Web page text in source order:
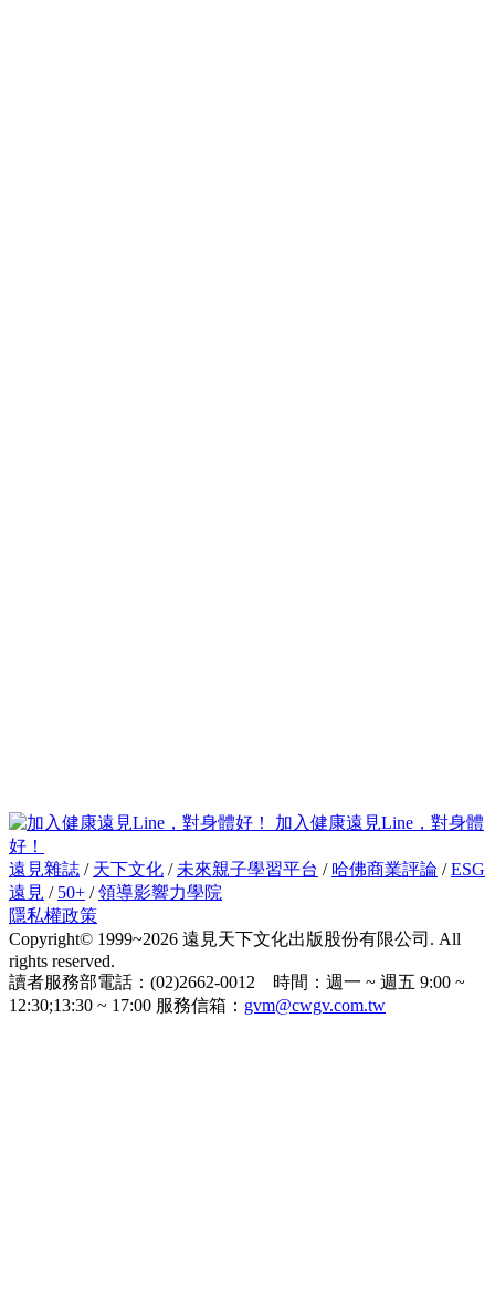
加入健康遠見Line，對身體
好！
遠見雜誌 / 天下文化 / 未來親子學習平台 / 哈佛商業評論 /ESG
遠見 / 50+ /領導影響力學院
隱私權政策
Copyright© 1999~2026 遠見天下文化出版股份有限公司. All
rights reserved.
讀者服務部電話：(02)2662-0012 時間：週一 ~ 週五 9:00 ~
12:30;13:30 ~ 17:00 服務信箱： gvm@cwgv.com.tw